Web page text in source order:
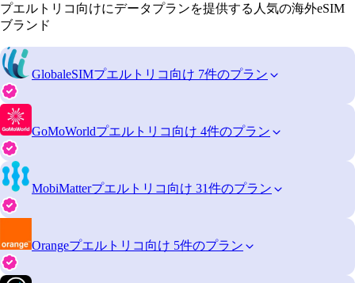
プエルトリコ向けにデータプランを提供する人気の海外eSIM
ブランド
GlobaleSIMプエルトリコ向け 7件のプラン
GoMoWorldプエルトリコ向け 4件のプラン
MobiMatterプエルトリコ向け 31件のプラン
Orangeプエルトリコ向け 5件のプラン